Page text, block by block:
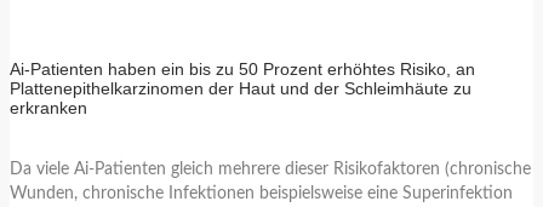
Ai-Patienten haben ein bis zu 50 Prozent erhöhtes Risiko, an
Plattenepithelkarzinomen der Haut und der Schleimhäute zu
erkranken
Da viele Ai-Patienten gleich mehrere dieser Risikofaktoren (chronische
Wunden, chronische Infektionen beispielsweise eine Superinfektion